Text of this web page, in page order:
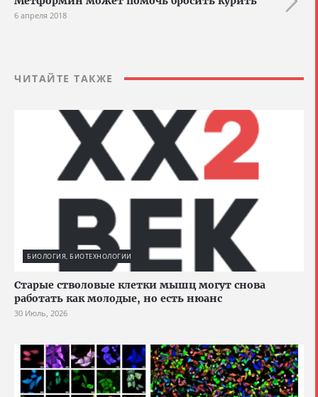
6 апреля 2018
ЧИТАЙТЕ ТАКЖЕ
БИОЛОГИЯ, БИОТЕХНОЛОГИИ
Старые стволовые клетки мышц могут снова
работать как молодые, но есть нюанс
30 Июль, 2026